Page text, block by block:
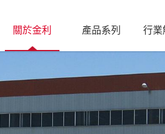
關於金利 產品系列 行業